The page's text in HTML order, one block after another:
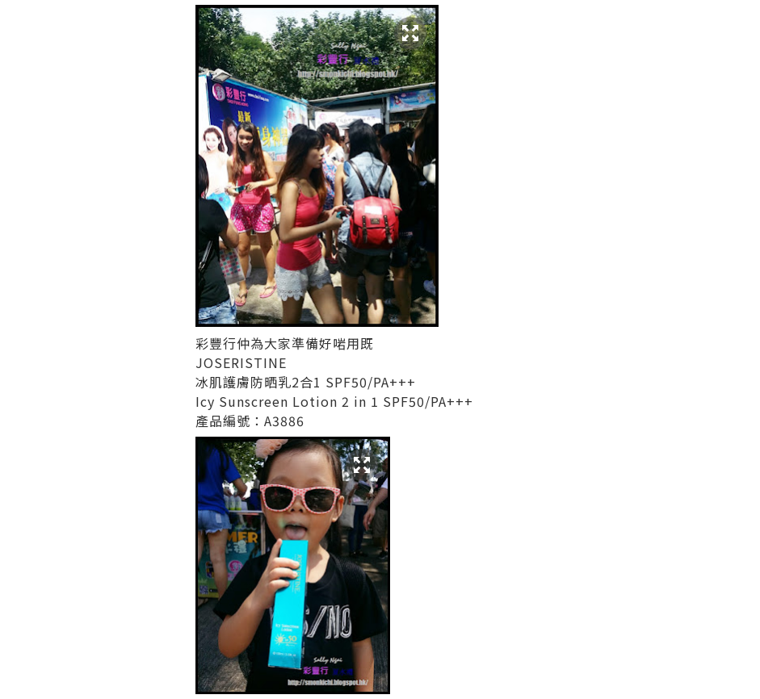
彩豐行仲為大家準備好啱用既
JOSERISTINE
冰肌護膚防晒乳2合1 SPF50/PA+++
Icy Sunscreen Lotion 2 in 1 SPF50/PA+++
產品編號：A3886